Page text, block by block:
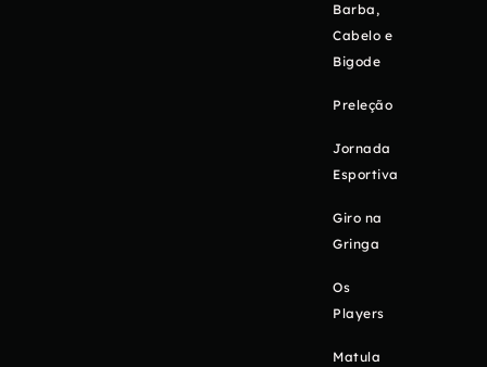
Barba,
Cabelo e
Bigode
Preleção
Jornada
Esportiva
Giro na
Gringa
Os
Players
Matula